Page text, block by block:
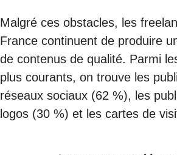
Malgré ces obstacles, les
France continuent de produire
de contenus de qualité. Parmi
plus courants, on trouve les
réseaux sociaux (62 %), les
logos (30 %) et les cartes de